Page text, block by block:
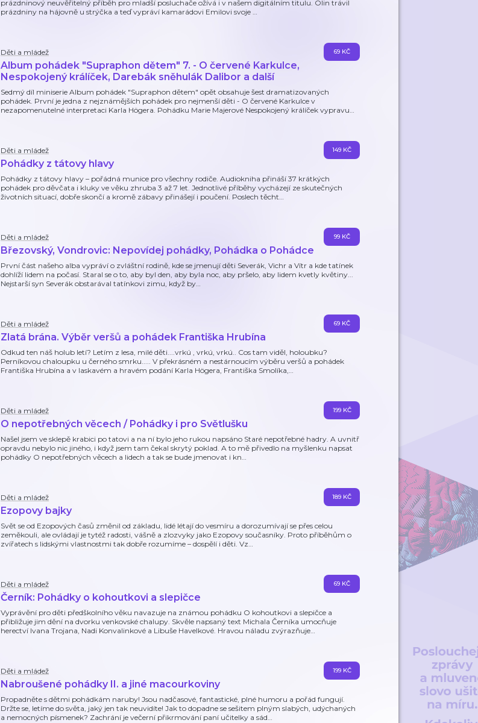
prázdninový neuvěřitelný příběh pro mladší posluchače ožívá i v našem digitálním titulu. Olin trávil
prázdniny na hájovně u strýčka a teď vypráví kamarádovi Emilovi svoje …
Děti a mládež
Album pohádek "Supraphon dětem" 7. - O červené Karkulce,
Nespokojený králíček, Darebák sněhulák Dalibor a další
Sedmý díl miniserie Album pohádek "Supraphon dětem" opět obsahuje šest dramatizovaných
pohádek. První je jedna z nejznámějších pohádek pro nejmenší děti - O červené Karkulce v
nezapomenutelné interpretaci Karla Högera. Pohádku Marie Majerové Nespokojený králíček vypravu…
69 KČ
Děti a mládež
Pohádky z tátovy hlavy
Pohádky z tátovy hlavy – pořádná munice pro všechny rodiče. Audiokniha přináší 37 krátkých
pohádek pro děvčata i kluky ve věku zhruba 3 až 7 let. Jednotlivé příběhy vycházejí ze skutečných
životních situací, dobře skončí a kromě zábavy přinášejí i poučení. Poslech těcht…
149 KČ
Děti a mládež
Březovský, Vondrovic: Nepovídej pohádky, Pohádka o Pohádce
První část našeho alba vypráví o zvláštní rodině, kde se jmenují děti Severák, Vichr a Vítr a kde tatínek
dohlíží lidem na počasí. Staral se o to, aby byl den, aby byla noc, aby pršelo, aby lidem kvetly květiny...
Nejstarší syn Severák obstarával tatínkovi zimu, když by…
99 KČ
Děti a mládež
Zlatá brána. Výběr veršů a pohádek Františka Hrubína
Odkud ten náš holub letí? Letím z lesa, milé děti....vrkú , vrkú, vrkú.. Cos tam viděl, holoubku?
Perníkovou chaloupku u černého smrku..... V překrásném a nestárnoucím výběru veršů a pohádek
Františka Hrubína a v laskavém a hravém podání Karla Högera, Františka Smolíka,…
69 KČ
Děti a mládež
O nepotřebných věcech / Pohádky i pro Světlušku
Našel jsem ve sklepě krabici po tatovi a na ní bylo jeho rukou napsáno Staré nepotřebné hadry. A uvnitř
opravdu nebylo nic jiného, i když jsem tam čekal skrytý poklad. A to mě přivedlo na myšlenku napsat
pohádky O nepotřebných věcech a lidech a tak se bude jmenovat i kn…
199 KČ
Děti a mládež
Ezopovy bajky
Svět se od Ezopových časů změnil od základu, lidé létají do vesmíru a dorozumívají se přes celou
zeměkouli, ale ovládají je tytéž radosti, vášně a zlozvyky jako Ezopovy současníky. Proto příběhům o
zvířatech s lidskými vlastnostmi tak dobře rozumíme – dospělí i děti. Vz…
189 KČ
Děti a mládež
Černík: Pohádky o kohoutkovi a slepičce
Vyprávění pro děti předškolního věku navazuje na známou pohádku O kohoutkovi a slepičce a
přibližuje jim dění na dvorku venkovské chalupy. Skvěle napsaný text Michala Černíka umocňuje
herectví Ivana Trojana, Nadi Konvalinkové a Libuše Havelkové. Hravou náladu zvýrazňuje…
69 KČ
Děti a mládež
Nabroušené pohádky II. a jiné macourkoviny
Propadněte s dětmi pohádkám naruby! Jsou nadčasové, fantastické, plné humoru a pořád fungují.
Držte se, letíme do světa, jaký jen tak neuvidíte! Jak to dopadne se sešitem plným slabých, udýchaných
a nemocných písmenek? Zachrání je večerní přikrmování paní učitelky a sád…
199 KČ